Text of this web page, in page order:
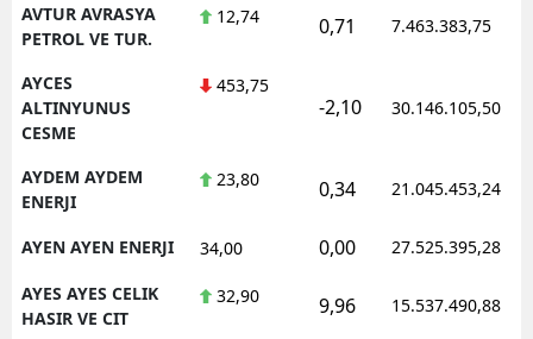
AVTUR AVRASYA
PETROL VE TUR.
12,74 0,71 7.463.383,75
AYCES
ALTINYUNUS
CESME
453,75
-2,10 30.146.105,50
AYDEM AYDEM
ENERJI
23,80 0,34 21.045.453,24
AYEN AYEN ENERJI 34,00 0,00 27.525.395,28
AYES AYES CELIK
HASIR VE CIT
32,90 9,96 15.537.490,88